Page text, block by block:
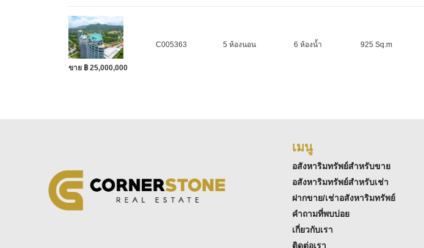
ขาย ฿ 25,000,000
C005363 5 ห้องนอน 6 ห้องน้ำ 925 Sq.m
เมนู
อสังหาริมทรัพย์สำหรับขาย
อสังหาริมทรัพย์สำหรับเช่า
ฝากขาย/เช่าอสังหาริมทรัพย์
คำถามที่พบบ่อย
เกี่ยวกับเรา
ติดต่อเรา